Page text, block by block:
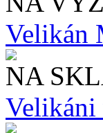
Velikán
NA
Velikáni